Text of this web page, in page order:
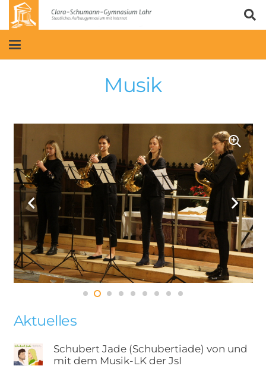
Musik
Aktuelles
Schubert Jade (Schubertiade) von und
mit dem Musik-LK der JsI